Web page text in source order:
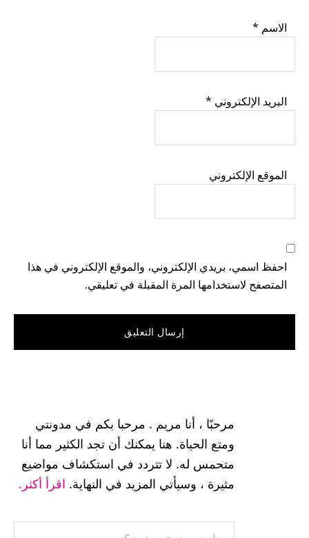
الاسم *
البريد الإلكتروني *
الموقع الإلكتروني
احفظ اسمي، بريدي الإلكتروني، والموقع الإلكتروني في هذا
المتصفح لاستخدامها المرة المقبلة في تعليقي.
الجانبية
الرئيسية
مرحبًا ، أنا مريم . مرحبا بكم في مدونتي
ومتع الحياة. هنا يمكنك أن تجد الكثير مما أنا
متحمس له. لا تتردد في استكشاف مواضيع
مثيرة ، وسيأتي المزيد في النهاية. اقرأ أكثر.